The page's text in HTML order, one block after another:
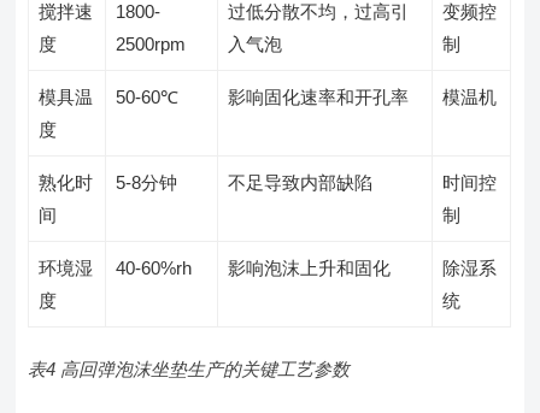
搅拌速
度
1800-
2500rpm
过低分散不均，过高引
入气泡
变频控
制
模具温
度
50-60℃ 影响固化速率和开孔率 模温机
熟化时
间
5-8分钟 不足导致内部缺陷
时间控
制
环境湿
度
40-60%rh 影响泡沫上升和固化
除湿系
统
表4 高回弹泡沫坐垫生产的关键工艺参数